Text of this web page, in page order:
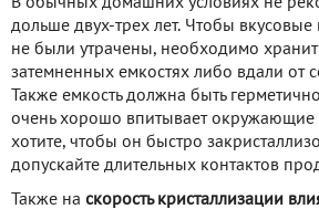
В обычных домашних условиях не
дольше двух-трех лет. Чтобы вкусовые
не были утрачены, необходимо
затемненных емкостях либо вдали от
Также емкость должна быть
очень хорошо впитывает окружающие
хотите, чтобы он быстро
допускайте длительных контактов
Также на скорость кристаллизации